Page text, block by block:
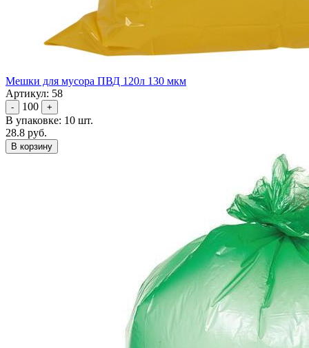
Мешки для мусора ПВД 120л 130 мкм
Артикул: 58
- 100 +
В упаковке: 10 шт.
28.8 руб.
В корзину